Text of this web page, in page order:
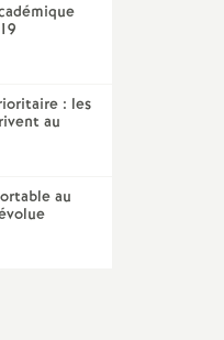
: les
au
au